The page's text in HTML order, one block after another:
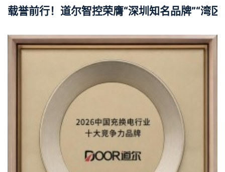
载誉前行！道尔智控荣膺“深圳知名品牌”“湾